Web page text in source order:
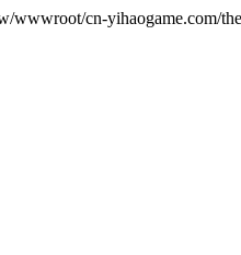
wwwroot/cn-yihaogame.com/